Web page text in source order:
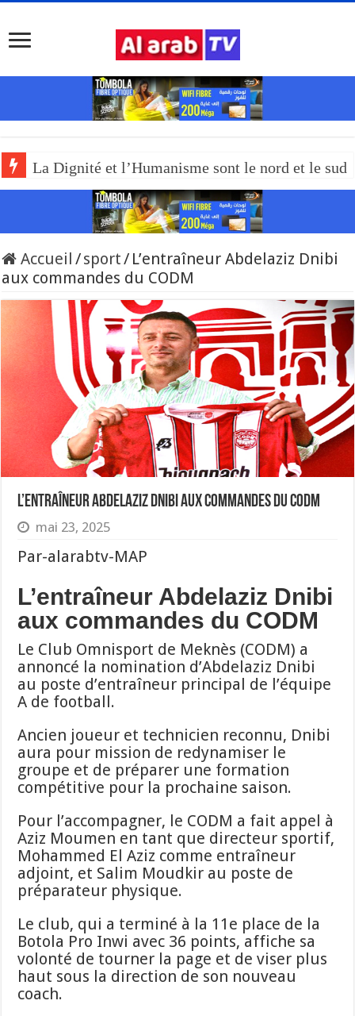
La Dignité et l’Humanisme sont le nord et le
Accueil /sport/ L’entraîneur Abdelaziz Dnibi
aux commandes du CODM
L’entraîneur Abdelaziz Dnibi aux commandes du CODM
mai 23, 2025
Par-alarabtv-MAP
L’entraîneur Abdelaziz Dnibi
aux commandes du CODM
Le Club Omnisport de Meknès (CODM) a
annoncé la nomination d’Abdelaziz Dnibi
au poste d’entraîneur principal de l’équipe
A de football.
Ancien joueur et technicien reconnu, Dnibi
aura pour mission de redynamiser le
groupe et de préparer une formation
compétitive pour la prochaine saison.
Pour l’accompagner, le CODM a fait appel à
Aziz Moumen en tant que directeur sportif,
Mohammed El Aziz comme entraîneur
adjoint, et Salim Moudkir au poste de
préparateur physique.
Le club, qui a terminé à la 11e place de la
Botola Pro Inwi avec 36 points, affiche sa
volonté de tourner la page et de viser plus
haut sous la direction de son nouveau
coach.